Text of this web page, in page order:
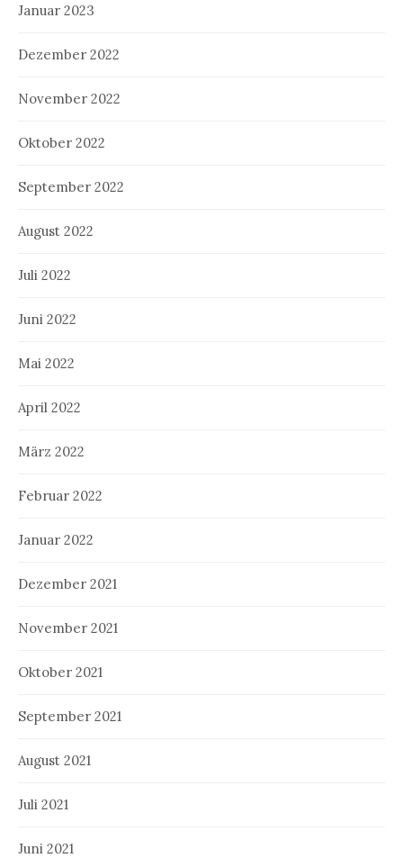
Januar 2023
Dezember 2022
November 2022
Oktober 2022
September 2022
August 2022
Juli 2022
Juni 2022
Mai 2022
April 2022
März 2022
Februar 2022
Januar 2022
Dezember 2021
November 2021
Oktober 2021
September 2021
August 2021
Juli 2021
Juni 2021